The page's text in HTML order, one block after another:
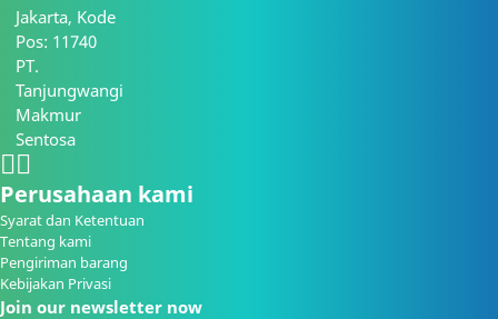
Jakarta, Kode
Pos: 11740
PT.
Tanjungwangi
Makmur
Sentosa
Perusahaan kami
Syarat dan Ketentuan
Tentang kami
Pengiriman barang
Kebijakan Privasi
Join our newsletter now